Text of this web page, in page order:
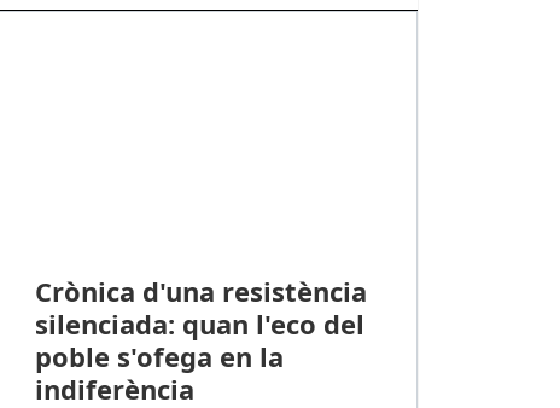
Crònica d'una resistència
silenciada: quan l'eco del
poble s'ofega en la
indiferència